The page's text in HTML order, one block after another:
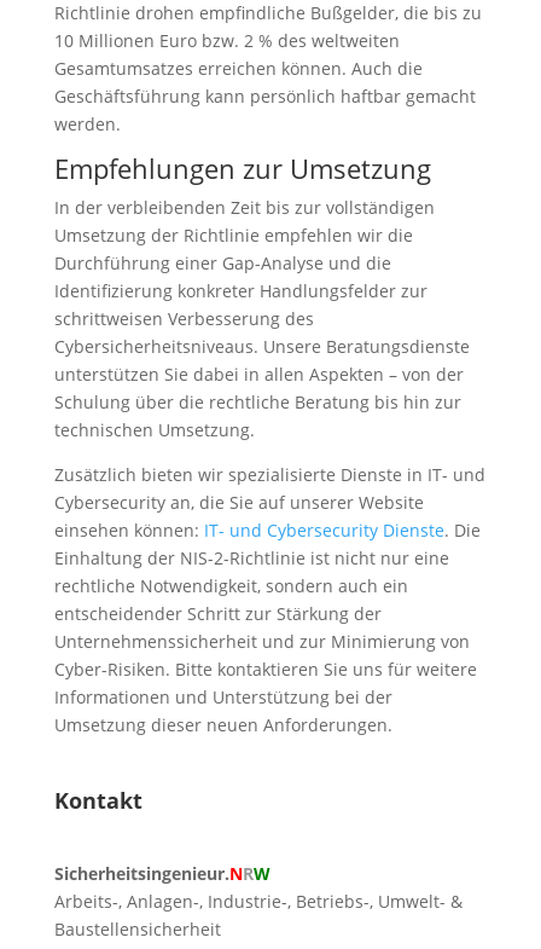
Richtlinie drohen empfindliche Bußgelder, die bis zu
10 Millionen Euro bzw. 2 % des weltweiten
Gesamtumsatzes erreichen können. Auch die
Geschäftsführung kann persönlich haftbar gemacht
werden.
Empfehlungen zur Umsetzung
In der verbleibenden Zeit bis zur vollständigen
Umsetzung der Richtlinie empfehlen wir die
Durchführung einer Gap-Analyse und die
Identifizierung konkreter Handlungsfelder zur
schrittweisen Verbesserung des
Cybersicherheitsniveaus. Unsere Beratungsdienste
unterstützen Sie dabei in allen Aspekten – von der
Schulung über die rechtliche Beratung bis hin zur
technischen Umsetzung.
Zusätzlich bieten wir spezialisierte Dienste in IT- und
Cybersecurity an, die Sie auf unserer Website
einsehen können: IT- und Cybersecurity Dienste. Die
Einhaltung der NIS-2-Richtlinie ist nicht nur eine
rechtliche Notwendigkeit, sondern auch ein
entscheidender Schritt zur Stärkung der
Unternehmenssicherheit und zur Minimierung von
Cyber-Risiken. Bitte kontaktieren Sie uns für weitere
Informationen und Unterstützung bei der
Umsetzung dieser neuen Anforderungen.
Kontakt
Sicherheitsingenieur.NRW
Arbeits-, Anlagen-, Industrie-, Betriebs-, Umwelt- &
Baustellensicherheit